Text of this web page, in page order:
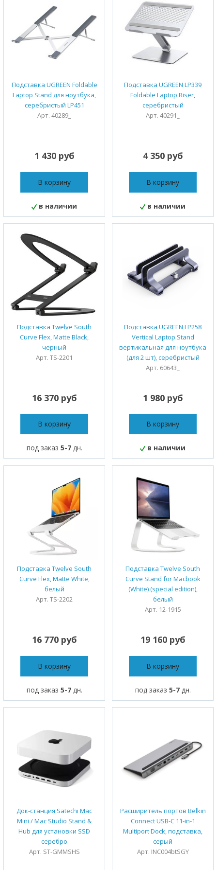
Подставка UGREEN Foldable
Laptop Stand для ноутбука,
серебристый LP451
Арт. 40289_
1 430 руб
В корзину
в наличии
Подставка UGREEN LP339
Foldable Laptop Riser,
серебристый
Арт. 40291_
4 350 руб
В корзину
в наличии
Подставка Twelve South
Curve Flex, Matte Black,
черный
Арт. TS-2201
16 370 руб
В корзину
под заказ 5-7дн.
Подставка UGREEN LP258
Vertical Laptop Stand
вертикальная для ноутбука
(для 2 шт), серебристый
Арт. 60643_
1 980 руб
В корзину
в наличии
Подставка Twelve South
Curve Flex, Matte White,
белый
Арт. TS-2202
16 770 руб
В корзину
под заказ 5-7дн.
Подставка Twelve South
Curve Stand for Macbook
(White) (special edition),
белый
Арт. 12-1915
19 160 руб
В корзину
под заказ 5-7дн.
Док-станция Satechi Mac
Mini / Mac Studio Stand &
Hub для установки SSD
серебро
Арт. ST-GMMSHS
Расширитель портов Belkin
Connect USB-C 11-in-1
Multiport Dock, подставка,
серый
Арт. INC004btSGY